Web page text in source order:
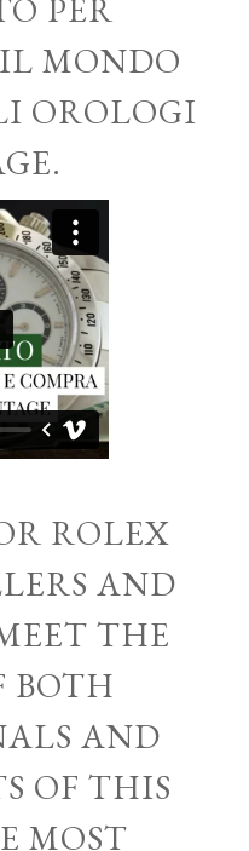
PER
MONDO
OROLOGI
ROLEX
AND
THE
BOTH
AND
OF THIS
MOST